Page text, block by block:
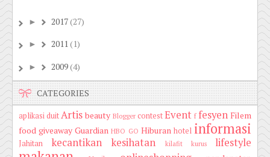
► 2017(27)
► 2011(1)
► 2009(4)
CATEGORIES
aplikasi duitArtis beauty Blogger contestEvent f fesyen Filem
food giveaway Guardian HBO GO Hiburan hotel informasi
Jahitan kecantikan kesihatan kilafit kurus lifestyle